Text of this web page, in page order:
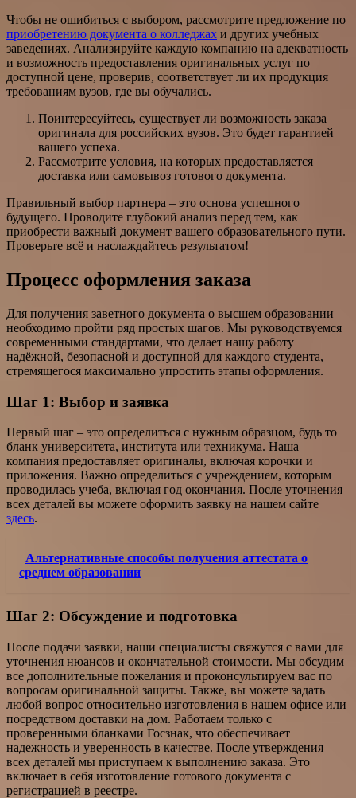
Чтобы не ошибиться с выбором, рассмотрите предложение по
приобретению документа о колледжах и других учебных
заведениях. Анализируйте каждую компанию на адекватность
и возможность предоставления оригинальных услуг по
доступной цене, проверив, соответствует ли их продукция
требованиям вузов, где вы обучались.
Поинтересуйтесь, существует ли возможность заказа
оригинала для российских вузов. Это будет гарантией
вашего успеха.
Рассмотрите условия, на которых предоставляется
доставка или самовывоз готового документа.
Правильный выбор партнера – это основа успешного
будущего. Проводите глубокий анализ перед тем, как
приобрести важный документ вашего образовательного пути.
Проверьте всё и наслаждайтесь результатом!
Процесс оформления заказа
Для получения заветного документа о высшем образовании
необходимо пройти ряд простых шагов. Мы руководствуемся
современными стандартами, что делает нашу работу
надёжной, безопасной и доступной для каждого студента,
стремящегося максимально упростить этапы оформления.
Шаг 1: Выбор и заявка
Первый шаг – это определиться с нужным образцом, будь то
бланк университета, института или техникума. Наша
компания предоставляет оригиналы, включая корочки и
приложения. Важно определиться с учреждением, которым
проводилась учеба, включая год окончания. После уточнения
всех деталей вы можете оформить заявку на нашем сайте
здесь.
Альтернативные способы получения аттестата о
среднем образовании
Шаг 2: Обсуждение и подготовка
После подачи заявки, наши специалисты свяжутся с вами для
уточнения нюансов и окончательной стоимости. Мы обсудим
все дополнительные пожелания и проконсультируем вас по
вопросам оригинальной защиты. Также, вы можете задать
любой вопрос относительно изготовления в нашем офисе или
посредством доставки на дом. Работаем только с
проверенными бланками Госзнак, что обеспечивает
надежность и уверенность в качестве. После утверждения
всех деталей мы приступаем к выполнению заказа. Это
включает в себя изготовление готового документа с
регистрацией в реестре.